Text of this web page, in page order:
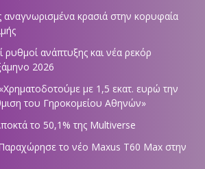
αναγνωρισμένα κρασιά στην κορυφαία
ανάπτυξης και νέα ρεκόρ
2026
με 1,5 εκατ. ευρώ την
του Γηροκομείου Αθηνών»
το 50,1% της Multiverse
το νέο Maxus T60 Max στην